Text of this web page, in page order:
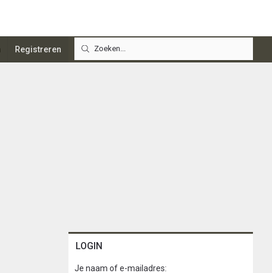
Registreren
LOGIN
Je naam of e-mailadres